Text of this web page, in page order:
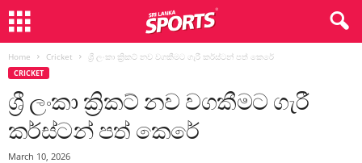
Home Cricket ශ්‍රී ලංකා ක්‍රිකට් නව වගකීමට ගැරී කර්ස්ටන් පත් කෙරේ
CRICKET
ශ්‍රී ලංකා ක්‍රිකට් නව වගකීමට ගැරී
කර්ස්ටන් පත් කෙරේ
March 10, 2026